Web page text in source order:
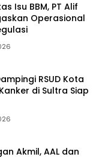
Isu BBM, PT Alif
Operasional
RSUD Kota
di Sultra Siap
Akmil, AAL dan